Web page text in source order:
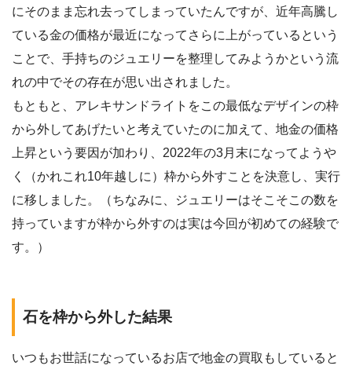
にそのまま忘れ去ってしまっていたんですが、近年高騰し
ている金の価格が最近になってさらに上がっているという
ことで、手持ちのジュエリーを整理してみようかという流
れの中でその存在が思い出されました。
もともと、アレキサンドライトをこの最低なデザインの枠
から外してあげたいと考えていたのに加えて、地金の価格
上昇という要因が加わり、2022年の3月末になってようや
く（かれこれ10年越しに）枠から外すことを決意し、実行
に移しました。（ちなみに、ジュエリーはそこそこの数を
持っていますが枠から外すのは実は今回が初めての経験で
す。）
石を枠から外した結果
いつもお世話になっているお店で地金の買取もしていると